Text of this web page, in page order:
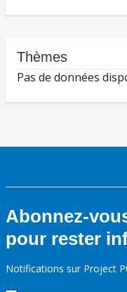
Thèmes
Pas de données
Abonnez-
pour rester
Notifications sur Project